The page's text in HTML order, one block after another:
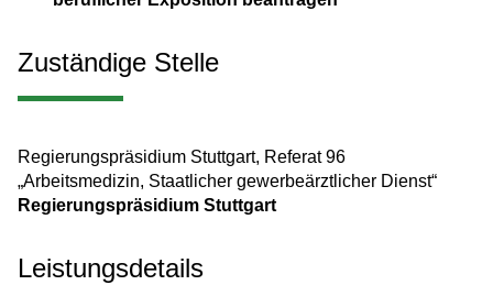
Zuständige Stelle
Regierungspräsidium Stuttgart, Referat 96
„Arbeitsmedizin, Staatlicher gewerbeärztlicher Dienst“
Regierungspräsidium Stuttgart
Leistungsdetails